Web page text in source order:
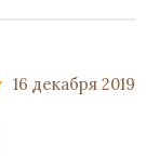
16 декабря 2019